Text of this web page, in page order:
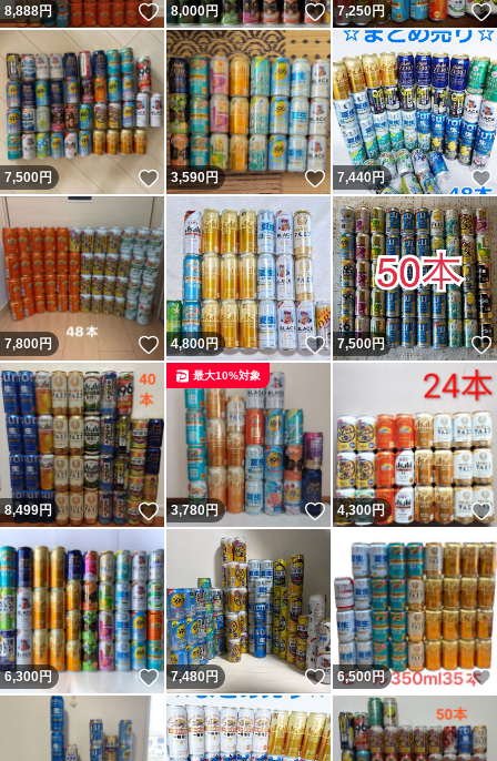
-196無糖クリア レモン＆ライム 7.0%
26/02：1本
茉莉花 ジャスミンJJ 4.0%
26/09：1本 26/10：4本
こだわり酒場のレモンサワー 五段重ね 7.0%
27/03：1本
THE PEEL ザ・ピール 無糖レモン 7.0%
27/03：6本
ザ・プレミアム・モルツ 香るエール 6.0%
26/09：1本
ak12400@
8,888円 いいね！
8,000円 いいね！
7,250円
7,500円 いいね！
3,590円 いいね！
7,440円
7,800円 いいね！
4,800円 いいね！
7,500円
8,499円 いいね！
3,780円 いいね！
最大10%対象
4,300円
6,300円 いいね！
7,480円 いいね！
6,500円